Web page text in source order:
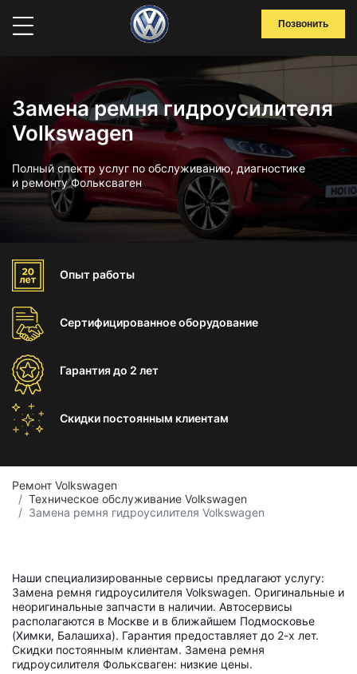
Позвонить
Замена ремня гидроусилителя
Volkswagen
Полный спектр услуг по обслуживанию, диагностике
и ремонту Фольксваген
Опыт работы
Сертифицированноеоборудование
Гарантиядо 2 лет
Скидки постоянным клиентам
Ремонт Volkswagen
Техническое обслуживание Volkswagen
Замена ремня гидроусилителя Volkswagen
Наши специализированные сервисы предлагают услугу:
Замена ремня гидроусилителя Volkswagen. Оригинальные и
неоригинальные запчасти в наличии. Автосервисы
располагаются в Москве и в ближайшем Подмосковье
(Химки, Балашиха). Гарантия предоставляет до 2-х лет.
Скидки постоянным клиентам. Замена ремня
гидроусилителя Фольксваген: низкие цены.